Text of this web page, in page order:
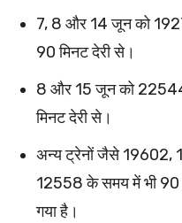
7, 8 और 14 जून को
90 मिनट देरी से।
8 और 15 जून को
मिनट देरी से।
अन्य ट्रेनों जैसे
12558 के समय में भी 90
गया है।